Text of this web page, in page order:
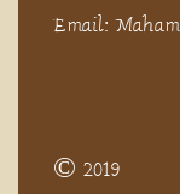
Email:
© 2019